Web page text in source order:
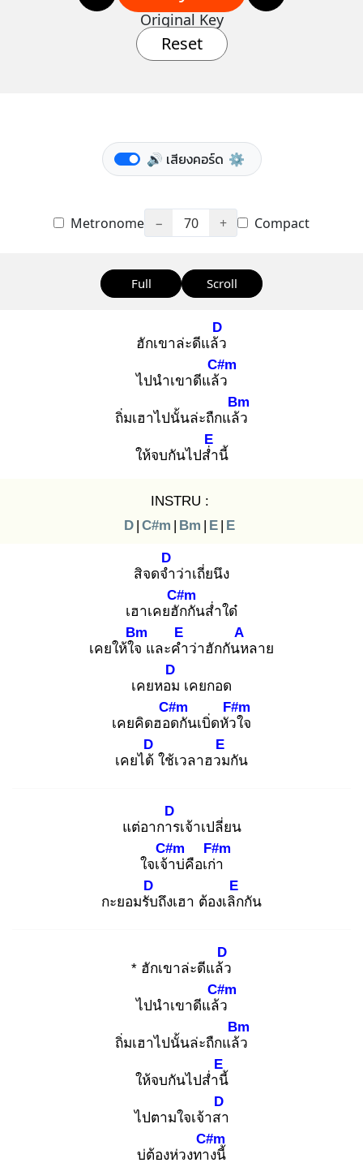
Original Key
Reset
🔊 เสียงคอร์ด ⚙️
Metronome − 70 + Compact
Full Scroll
ฮักเขาล่ะดีแล้ว
D
ไปนำเขาดีแล้ว
C#m
ถิ่มเฮาไปนั้นล่ะถืกแล้ว
Bm
ให้จบกันไปส่ำ
E
นี้
INSTRU :
D | C#m | Bm | E | E
สิจดจำ
D
ว่าเถี่ยนึง
เฮาเคยฮัก
C#m
กันส่ำใด๋
เคยให้ใจ
Bm
และคำ
E
ว่าฮักกันห
A
ลาย
เคยหอม
D
เคยกอด
เคยคิดฮอด
C#m
กันเบิ่ดหัวใ
F#m
จ
เคยได้
D
ใช้เวลาฮวม
E
กัน
แต่อาการ
D
เจ้าเปลี่ยน
ใจเจ้า
C#m
บ่คือเก่า
F#m
กะยอมรับ
D
ถึงเฮา ต้องเลิก
E
กัน
* ฮักเขาล่ะดีแล้ว
D
ไปนำเขาดีแล้ว
C#m
ถิ่มเฮาไปนั้นล่ะถืกแล้ว
Bm
ให้จบกันไปส่ำนี้
E
ไปตามใจเจ้าสา
D
บ่ต้องห่วงทาง
C#m
นี้